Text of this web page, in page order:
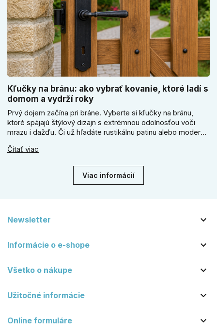
Kľučky na bránu: ako vybrať kovanie, ktoré ladí s
domom a vydrží roky
Prvý dojem začína pri bráne. Vyberte si kľučky na bránu,
ktoré spájajú štýlový dizajn s extrémnou odolnosťou voči
mrazu i dažďu. Či už hľadáte rustikálnu patinu alebo moderné
vydrží roky. Zabezpečte svoj vstup kvalitou, ktorá prežije
Čítať viac
Viac informácií
Newsletter 
Informácie o e-shope 
Všetko o nákupe 
Užitočné informácie 
Online formuláre 